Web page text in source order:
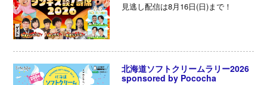
見逃し配信は8月16日(日)まで！
北海道ソフトクリームラリー2026
sponsored by Pococha